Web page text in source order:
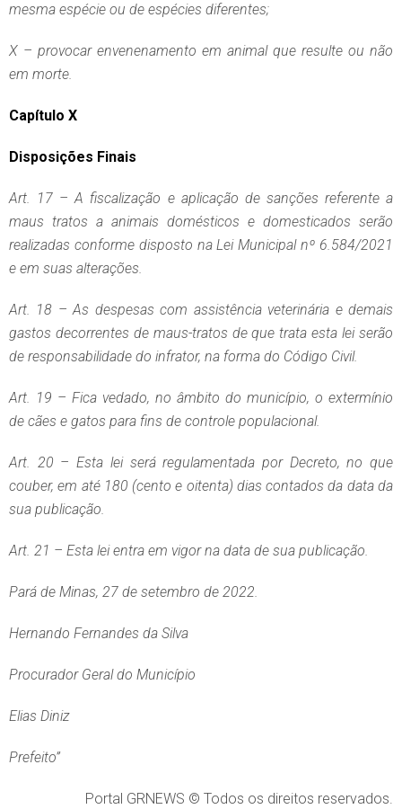
mesma espécie ou de espécies diferentes;
X – provocar envenenamento em animal que resulte ou não
em morte.
Capítulo X
Disposições Finais
Art. 17 – A fiscalização e aplicação de sanções referente a
maus tratos a animais domésticos e domesticados serão
realizadas conforme disposto na Lei Municipal nº 6.584/2021
e em suas alterações.
Art. 18 – As despesas com assistência veterinária e demais
gastos decorrentes de maus-tratos de que trata esta lei serão
de responsabilidade do infrator, na forma do Código Civil.
Art. 19 – Fica vedado, no âmbito do município, o extermínio
de cães e gatos para fins de controle populacional.
Art. 20 – Esta lei será regulamentada por Decreto, no que
couber, em até 180 (cento e oitenta) dias contados da data da
sua publicação.
Art. 21 – Esta lei entra em vigor na data de sua publicação.
Pará de Minas, 27 de setembro de 2022.
Hernando Fernandes da Silva
Procurador Geral do Município
Elias Diniz
Prefeito”
Portal GRNEWS © Todos os direitos reservados.